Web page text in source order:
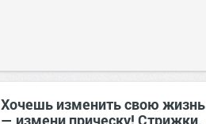
Хочешь изменить свою жизнь
— измени прическу! Стрижки,